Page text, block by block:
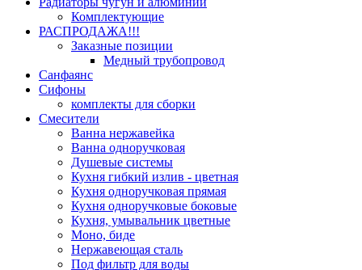
Комплектующие
РАСПРОДАЖА!!!
Заказные позиции
Медный трубопровод
Санфаянс
Сифоны
комплекты для сборки
Смесители
Ванна нержавейка
Ванна одноручковая
Душевые системы
Кухня гибкий излив - цветная
Кухня одноручковая прямая
Кухня одноручковые боковые
Кухня, умывальник цветные
Моно, биде
Нержавеющая сталь
Под фильтр для воды